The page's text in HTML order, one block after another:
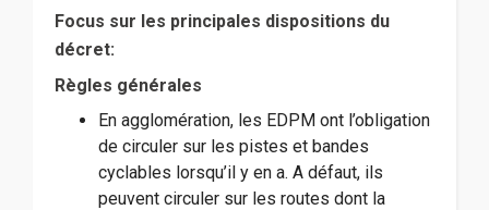
Focus sur les principales dispositions du
décret:
Règles générales
En agglomération, les EDPM ont l’obligation
de circuler sur les pistes et bandes
cyclables lorsqu’il y en a. A défaut, ils
peuvent circuler sur les routes dont la